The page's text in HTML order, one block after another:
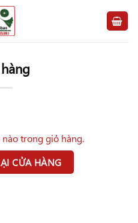
trong giỏ hàng.
CỬA HÀNG